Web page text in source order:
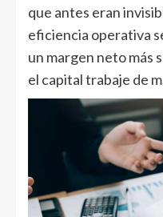
que antes eran
eficiencia operativa
un margen neto más
el capital trabaje de